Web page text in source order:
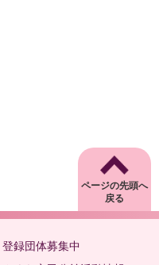
ページの先頭へ
戻る
登録団体募集中